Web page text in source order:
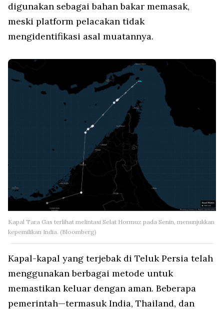
digunakan sebagai bahan bakar memasak,
meski platform pelacakan tidak
mengidentifikasi asal muatannya.
Kapal Tara Gas terlihat melintasi Selat Hormuz pada Senin, menunjukkan
kepemilikan India. (Bloomberg)
Kapal-kapal yang terjebak di Teluk Persia telah
menggunakan berbagai metode untuk
memastikan keluar dengan aman. Beberapa
pemerintah—termasuk India, Thailand, dan